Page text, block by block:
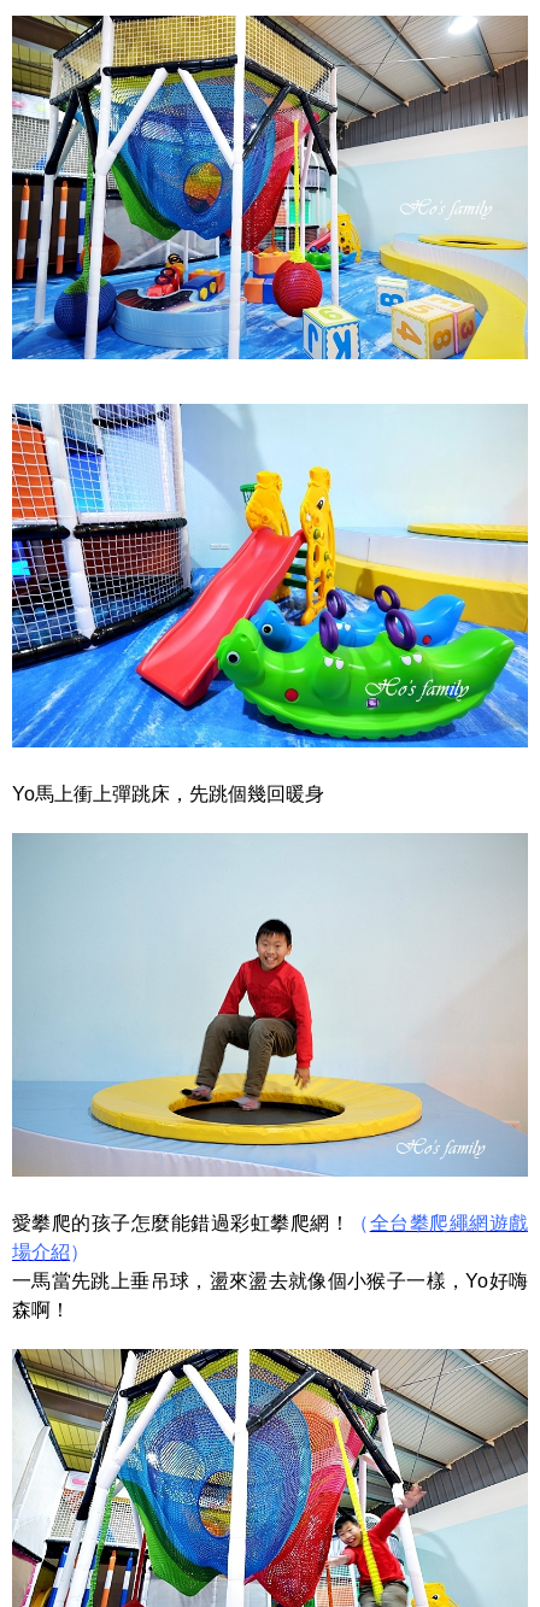
Yo馬上衝上彈跳床，先跳個幾回暖身
愛攀爬的孩子怎麼能錯過彩虹攀爬網！ （全台攀爬繩網遊戲
場介紹）
一馬當先跳上垂吊球，盪來盪去就像個小猴子一樣，Yo好嗨
森啊！